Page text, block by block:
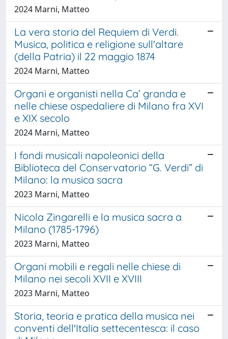
2024 Marni, Matteo
La vera storia del Requiem di Verdi.
Musica, politica e religione sull'altare
(della Patria) il 22 maggio 1874
2024 Marni, Matteo
Organi e organisti nella Ca’ granda e
nelle chiese ospedaliere di Milano fra XVI
e XIX secolo
2024 Marni, Matteo
I fondi musicali napoleonici della
Biblioteca del Conservatorio “G. Verdi” di
Milano: la musica sacra
2023 Marni, Matteo
Nicola Zingarelli e la musica sacra a
Milano (1785-1796)
2023 Marni, Matteo
Organi mobili e regali nelle chiese di
Milano nei secoli XVII e XVIII
2023 Marni, Matteo
Storia, teoria e pratica della musica nei
conventi dell'Italia settecentesca: il caso